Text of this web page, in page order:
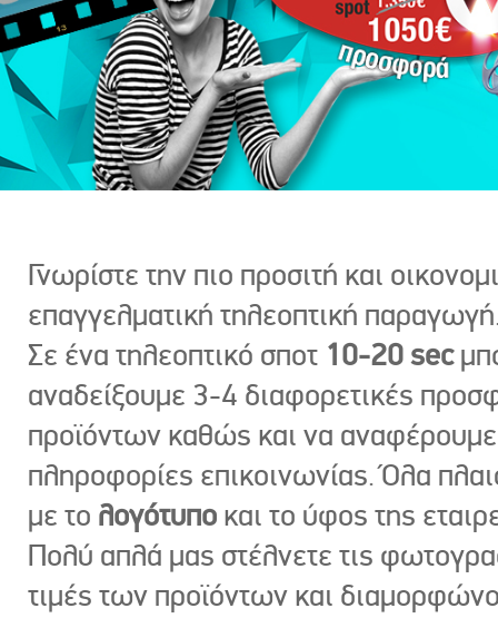
Γνωρίστε την πιο προσιτή και
επαγγελματική τηλεοπτική
Σε ένα τηλεοπτικό σποτ 10-20 sec
αναδείξουμε 3-4 διαφορετικές
προϊόντων καθώς και να
πληροφορίες επικοινωνίας. Όλα
με το λογότυπο και το ύφος της
Πολύ απλά μας στέλνετε τις
τιμές των προϊόντων και